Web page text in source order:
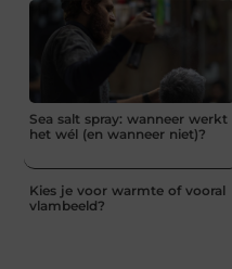
Sea salt spray: wanneer werkt
het wél (en wanneer niet)?
Kies je voor warmte of vooral
vlambeeld?